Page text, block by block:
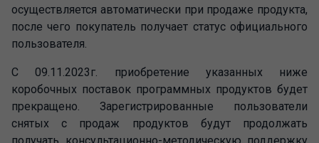
осуществляется автоматически при продаже продукта,
после чего покупатель получает статус официального
пользователя.
С 09.11.2023г. приобретение указанных ниже
коробочных поставок программных продуктов будет
прекращено. Зарегистрированные пользователи
снятых с продаж продуктов будут продолжать